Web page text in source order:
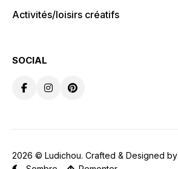
Activités/loisirs créatifs
SOCIAL
2026 © Ludichou. Crafted & Designed by